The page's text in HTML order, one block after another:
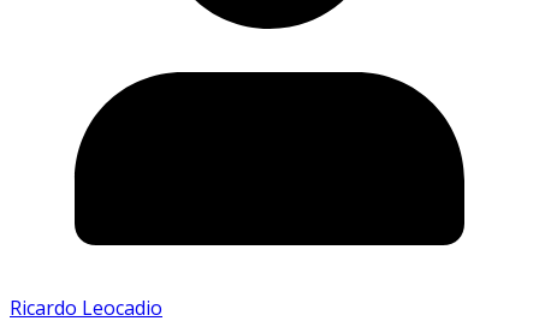
Ricardo Leocadio